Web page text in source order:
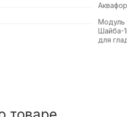
Аквафор
Модуль
Шайба-
для